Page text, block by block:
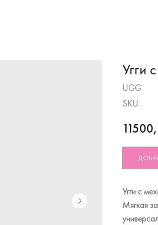
Угги
UGG
SKU:
Угги с
Мягкая